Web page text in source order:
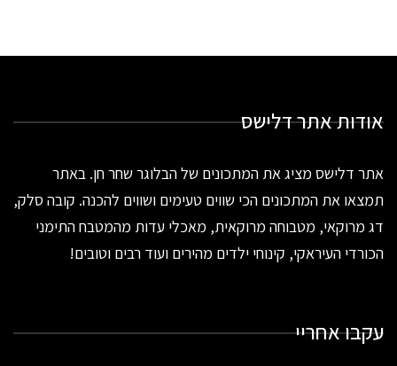
אודות אתר דלישס
אתר דלישס מציג את המתכונים של הבלוגר שחר חן. באתר
תמצאו את המתכונים הכי שווים טעימים ושווים להכנה. קובה סלק,
דג מרוקאי, מטבוחה מרוקאית, מאכלי עדות מהמטבח התימני
הכורדי העיראקי, קינוחי ילדים מהירים ועוד רבים וטובים!
עקבו אחריי